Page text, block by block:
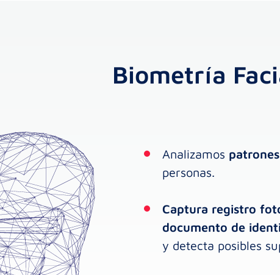
Biometría
Analizamos
personas.
Captura registro
documento de
y detecta posibles